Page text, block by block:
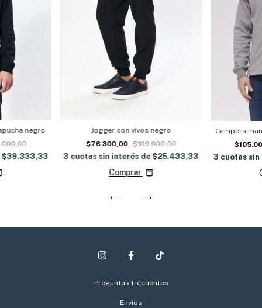
negro
$39.333,33
Jogger con vivos negro
$76.300,00 $109.000,00
3 cuotas sin interés de $25.433,33
Comprar
Campera
3 cuotas
Preguntas frecuentes
Envíos